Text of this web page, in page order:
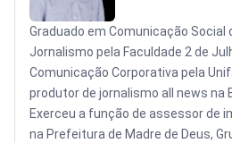
Graduado em Comunicação Social
Jornalismo pela Faculdade 2 de
Comunicação Corporativa pela
produtor de jornalismo all news na
Exerceu a função de assessor de
na Prefeitura de Madre de Deus,